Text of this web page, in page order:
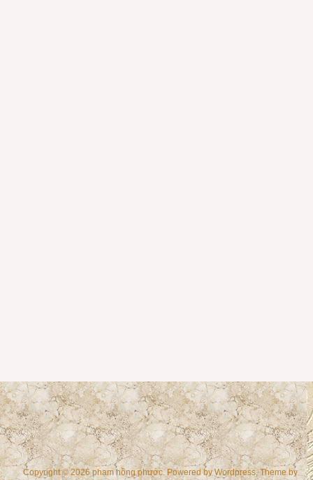
Copyright © 2026 phạm hồng phước. Powered byWordpress, Theme by